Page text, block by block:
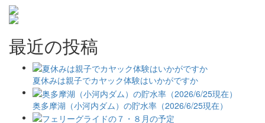
最近の投稿
夏休みは親子でカヤック体験はいかがですか
奥多摩湖（小河内ダム）の貯水率（2026/6/25現在）